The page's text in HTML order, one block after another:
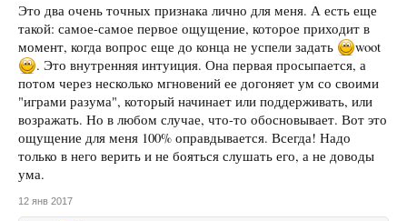
Это два очень точных признака лично для меня. А есть еще
такой: самое-самое первое ощущение, которое приходит в
момент, когда вопрос еще до конца не успели задать
woot
. Это внутренняя интуиция. Она первая просыпается, а
потом через несколько мгновений ее догоняет ум со своими
"играми разума", который начинает или поддерживать, или
возражать. Но в любом случае, что-то обосновывает. Вот это
ощущение для меня 100% оправдывается. Всегда! Надо
только в него верить и не бояться слушать его, а не доводы
ума.
12 янв 2017